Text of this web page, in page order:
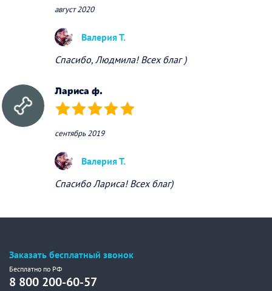
август 2020
Валерия Т.
Спасибо, Людмила! Всех благ )
Лариса ф.
(*) (*) (*) (*) (*)
сентябрь 2019
Валерия Т.
Спасибо Лариса! Всех благ)
Заказать бесплатный звонок
Бесплатно по РФ
8 800 200-60-57